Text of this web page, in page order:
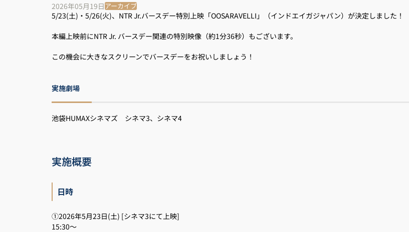
2026年05月19日アーカイブ
5/23(土)・5/26(火)、NTR Jr.バースデー特別上映「OOSARAVELLI」（インドエイガジャパン）が決定しました！
本編上映前にNTR Jr. バースデー関連の特別映像（約1分36秒）もございます。
この機会に大きなスクリーンでバースデーをお祝いしましょう！
実施劇場
池袋HUMAXシネマズ シネマ3、シネマ4
実施概要
日時
①2026年5月23日(土) [シネマ3にて上映]
15:30～